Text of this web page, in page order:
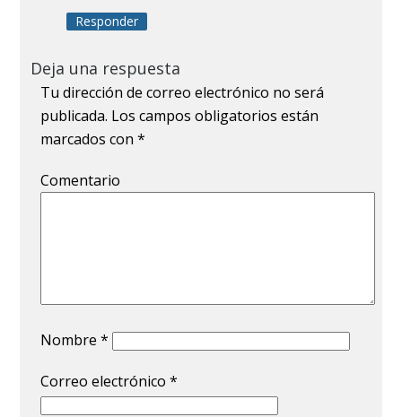
Responder
Deja una respuesta
Tu dirección de correo electrónico no será
publicada. Los campos obligatorios están
marcados con*
Comentario
Nombre*
Correo electrónico*